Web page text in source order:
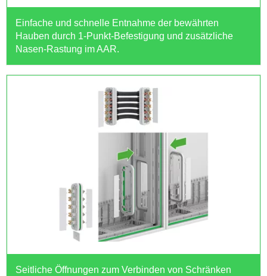
Einfache und schnelle Entnahme der bewährten
Hauben durch 1-Punkt-Befestigung und zusätzliche
Nasen-Rastung im AAR.
Seitliche Öffnungen zum Verbinden von Schränken